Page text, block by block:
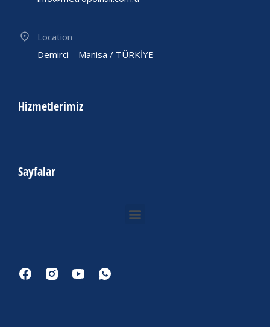
Location
Demirci – Manisa / TÜRKİYE
Hizmetlerimiz
Sayfalar